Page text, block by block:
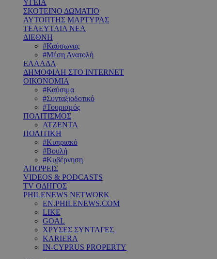
ΥΓΕΙΑ
ΣΚΟΤΕΙΝΟ ΔΩΜΑΤΙΟ
ΑΥΤΟΠΤΗΣ ΜΑΡΤΥΡΑΣ
ΤΕΛΕΥΤΑΙΑ ΝΕΑ
ΔΙΕΘΝΗ
#Καύσωνας
#Μέση Ανατολή
ΕΛΛΑΔΑ
ΔΗΜΟΦΙΛΗ ΣΤΟ INTERNET
ΟΙΚΟΝΟΜΙΑ
#Καύσιμα
#Συνταξιοδοτικό
#Τουρισμός
ΠΟΛΙΤΙΣΜΟΣ
ΑΤΖΕΝΤΑ
ΠΟΛΙΤΙΚΗ
#Κυπριακό
#Βουλή
#Κυβέρνηση
ΑΠΟΨΕΙΣ
VIDEOS & PODCASTS
TV ΟΔΗΓΟΣ
PHILENEWS NETWORK
EN.PHILENEWS.COM
LIKE
GOAL
ΧΡΥΣΕΣ ΣΥΝΤΑΓΕΣ
KARIERA
IN-CYPRUS PROPERTY